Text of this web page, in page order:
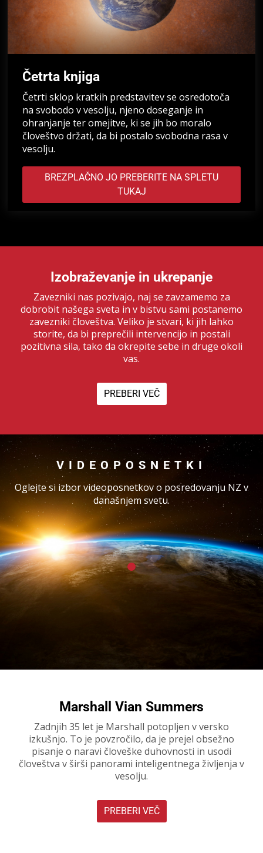
Četrta knjiga
Četrti sklop kratkih predstavitev se osredotoča
na svobodo v vesolju, njeno doseganje in
ohranjanje ter omejitve, ki se jih bo moralo
človeštvo držati, da bi postalo svobodna rasa v
vesolju.
BREZPLAČNO JO PREBERITE NA SPLETU
TUKAJ
Izobraževanje in ukrepanje
Zavezniki nas pozivajo, naj se zavzamemo za
dobrobit našega sveta in v bistvu sami postanemo
zavezniki človeštva. Veliko je stvari, ki jih lahko
storite, da bi preprečili intervencijo in postali
pozitivna sila, tako da okrepite sebe in druge okoli
vas.
PREBERI VEČ
VIDEOPOSNETKI
Oglejte si izbor videoposnetkov o posredovanju NZ v
današnjem svetu.
Marshall Vian Summers
Zadnjih 35 let je Marshall potopljen v versko
izkušnjo. To je povzročilo, da je prejel obsežno
pisanje o naravi človeške duhovnosti in usodi
človeštva v širši panorami inteligentnega življenja v
vesolju.
PREBERI VEČ